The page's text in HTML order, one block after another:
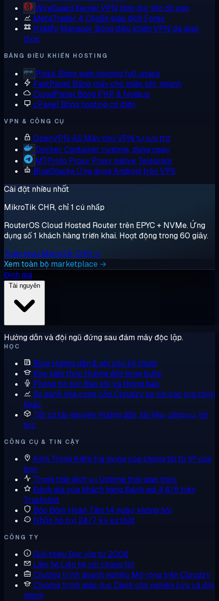
WireGuard Kernel VPN hiện đại, tốc độ cao
MetaTrader 4 Chuẩn giao dịch Forex
Hiddify Manager Bảng điều khiển VPN đa giao
thức
BẢNG ĐIỀU KHIỂN HOSTING
Plesk Bảng web hosting full-stack
FastPanel Bảng máy chủ miễn phí, nhanh
CloudPanel Bảng PHP & Node.js
cPanel Bảng hosting cổ điển
VPN & CÔNG CỤ
OpenVPN AS Máy chủ VPN tự lưu trữ
Docker Container runtime, dùng ngay
MTProto Proxy Proxy native Telegram
BlueStacks Ứng dụng Android trên VPS
Cài đặt nhiều nhất
MikroTik CHR, chỉ 1 cú nhấp
RouterOS Cloud Hosted Router trên EPYC + NVMe. Ứng
dụng số 1 khách hàng triển khai. Hoạt động trong 60 giây.
Triển khai MikroTik CHR →
Xem toàn bộ marketplace →
Định giá
Hướng dẫn và đội ngũ đứng sau đám mây độc lập.
HỌC
Blog Hướng dẫn & ghi chú kỹ thuật
Kho kiến thức Hướng dẫn từng bước
Phòng tin tức Báo chí và thông báo
So sánh nhà cung cấp Cloudzy so với các lựa chọn
khác
Tất cả tài nguyên Hướng dẫn, tài liệu, công cụ, tin
tức
CÔNG CỤ & TIN CẬY
Kính Tròng Kiểm tra mạng của chúng tôi từ IP của
bạn
Trạng thái dịch vụ Uptime thời gian thực
Đánh giá của khách hàng Đánh giá 4,6/5 trên
Trustpilot
Bảo Đảm Hoàn Tiền 14 ngày, không hỏi
Nhận hỗ trợ 24/7, kỹ sư thật
CÔNG TY
Giới thiệu Độc lập từ 2008
Liên hệ Liên hệ với chúng tôi
Chương trình doanh nghiệp Mở rộng trên Cloudzy
Chương trình giáo dục Dành cho nghiên cứu và đội
nhóm